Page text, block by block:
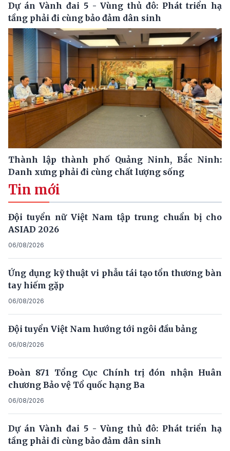
Dự án Vành đai 5 - Vùng thủ đô: Phát triển hạ
tầng phải đi cùng bảo đảm dân sinh
Thành lập thành phố Quảng Ninh, Bắc Ninh:
Danh xưng phải đi cùng chất lượng sống
Tin mới
Đội tuyển nữ Việt Nam tập trung chuẩn bị cho
ASIAD 2026
06/08/2026
Ứng dụng kỹ thuật vi phẫu tái tạo tổn thương bàn
tay hiếm gặp
06/08/2026
Đội tuyển Việt Nam hướng tới ngôi đầu bảng
06/08/2026
Đoàn 871 Tổng Cục Chính trị đón nhận Huân
chương Bảo vệ Tổ quốc hạng Ba
06/08/2026
Dự án Vành đai 5 - Vùng thủ đô: Phát triển hạ
tầng phải đi cùng bảo đảm dân sinh